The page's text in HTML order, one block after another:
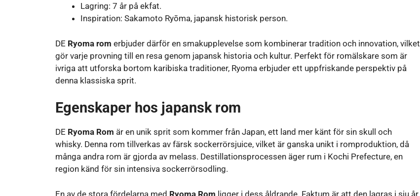
Lagring: 7 år på ekfat.
Inspiration: Sakamoto Ryōma, japansk historisk person.
DE Ryoma rom erbjuder därför en smakupplevelse som kombinerar tradition och innovation, vilket
gör varje provning till en resa genom japansk historia och kultur. Perfekt för romälskare som är
ivriga att utforska bortom karibiska traditioner, Ryoma erbjuder ett uppfriskande perspektiv på
denna klassiska sprit.
Egenskaper hos japansk rom
DE Ryoma Rom är en unik sprit som kommer från Japan, ett land mer känt för sin skull och
whisky. Denna rom tillverkas av färsk sockerrörsjuice, vilket är ganska unikt i romproduktion, då
många andra rom är gjorda av melass. Destillationsprocessen äger rum i Kochi Prefecture, en
region känd för sin intensiva sockerrörsodling.
En av de stora fördelarna med Ryoma Rom ligger i dess åldrande. Faktum är att den lagras i sju år